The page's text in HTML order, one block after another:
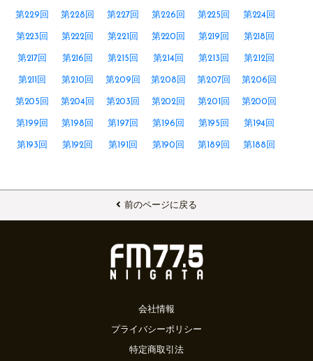
第229回 第228回 第227回 第226回 第225回 第224回
第223回 第222回 第221回 第220回 第219回 第218回
第217回 第216回 第215回 第214回 第213回 第212回
第211回 第210回 第209回 第208回 第207回 第206回
第205回 第204回 第203回 第202回 第201回 第200回
第199回 第198回 第197回 第196回 第195回 第194回
第193回 第192回 第191回 第190回 第189回 第188回
前のページに戻る
会社情報
プライバシーポリシー
特定商取引法